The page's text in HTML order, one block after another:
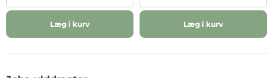
Læg i kurv Læg i kurv